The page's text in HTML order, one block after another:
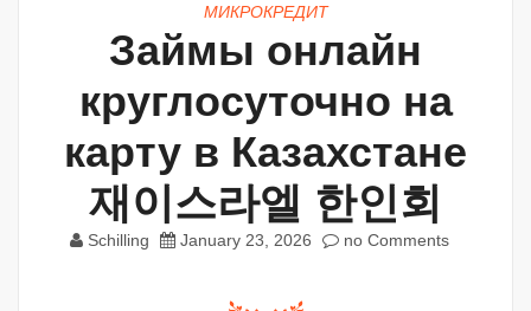
МИКРОКРЕДИТ
Займы онлайн
круглосуточно на
карту в Казахстане
재이스라엘 한인회
Schilling January 23, 2026 no Comments